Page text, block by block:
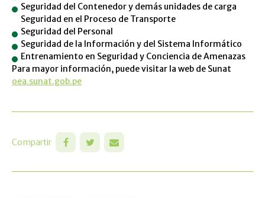
Seguridad del Contenedor y demás unidades de carga
Seguridad en el Proceso de Transporte
Seguridad del Personal
Seguridad de la Información y del Sistema Informático
Entrenamiento en Seguridad y Conciencia de Amenazas
Para mayor información, puede visitar la web de Sunat
oea.sunat.gob.pe
Compartir